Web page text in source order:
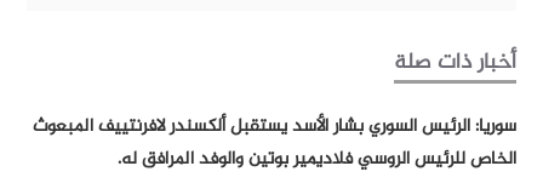
أخبار ذات صلة
سوريا: الرئيس السوري بشار الأسد يستقبل ألكسندر لافرنتييف المبعوث
الخاص للرئيس الروسي فلاديمير بوتين والوفد المرافق له.